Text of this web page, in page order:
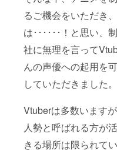
るご機会をいただき
は･･････！と思い、
社に無理を言って
んの声優への起用を
していただきました。
Vtuberは多数います
人勢と呼ばれる方が
きる場所は限られて